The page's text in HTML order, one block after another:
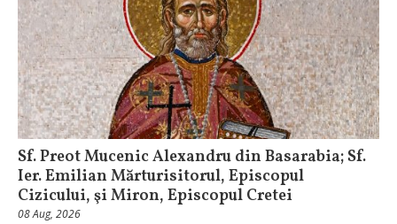
Sf. Preot Mucenic Alexandru din Basarabia; Sf.
Ier. Emilian Mărturisitorul, Episcopul
Cizicului, şi Miron, Episcopul Cretei
08 Aug, 2026